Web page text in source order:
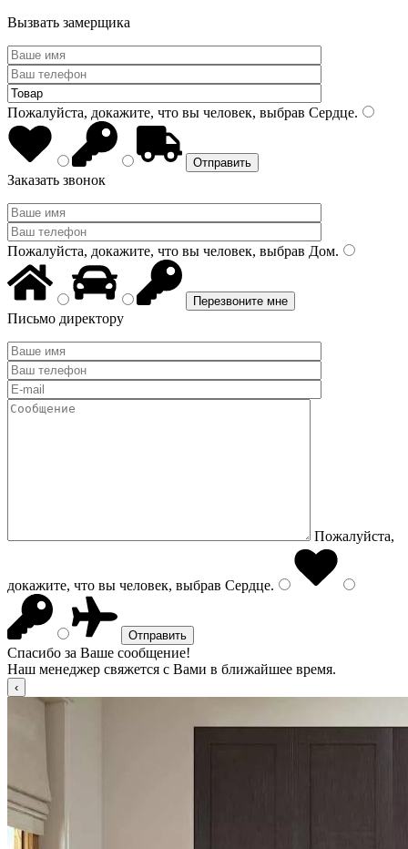
Вызвать замерщика
Пожалуйста, докажите, что вы человек, выбрав Сердце.
Заказать звонок
Пожалуйста, докажите, что вы человек, выбрав Дом.
Письмо директору
Пожалуйста,
докажите, что вы человек, выбрав Сердце.
Спасибо за Ваше сообщение!
Наш менеджер свяжется с Вами в ближайшее время.